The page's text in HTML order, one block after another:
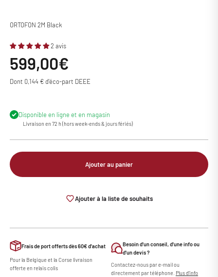
ORTOFON 2M Black
2 avis
Prix de vente
599,00€
Dont 0,144 € d'éco-part DEEE
Disponible en ligne et en magasin
Livraison en 72 h (hors week-ends & jours fériés)
Ajouter au panier
Ajouter à la liste de souhaits
Frais de port offerts dès 60€ d'achat
Pour la Belgique et la Corse livraison
offerte en relais colis
Besoin d'un conseil, d'une info ou
d'un devis ?
Contactez-nous par e-mail ou
directement par téléphone. Plus d'info